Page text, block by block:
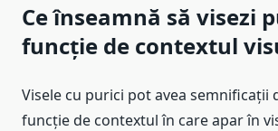
Ce înseamnă să visezi
funcție de contextul
Visele cu purici pot avea semnificații
funcție de contextul în care apar în